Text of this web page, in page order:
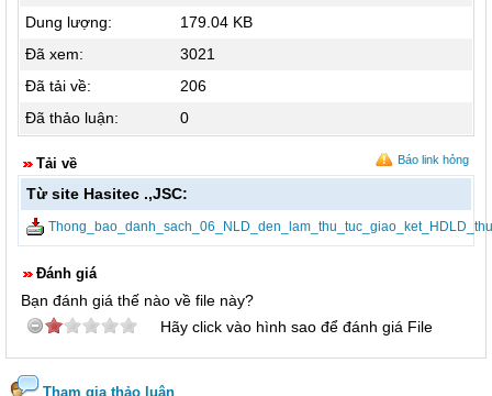
Dung lượng:
179.04 KB
Đã xem:
3021
Đã tải về:
206
Đã thảo luận:
0
Báo link hỏng
Tải về
Từ site Hasitec .,JSC:
Đánh giá
Bạn đánh giá thế nào về file này?
Hãy click vào hình sao để đánh giá File
Tham gia thảo luận